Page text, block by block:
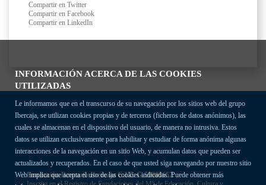
INFORMACIÓN ACERCA DE LAS COOKIES
UTILIZADAS
Le informamos que en el transcurso de su navegación por los sitios web del grupo
Ibercaja, se utilizan cookies propias y de terceros (ficheros de datos anónimos), las
cuales se almacenan en el dispositivo del usuario, de manera no intrusiva. Estos
datos se utilizan exclusivamente para habilitar y estudiar de forma anónima algunas
interacciones de la navegación en un sitio Web, y acumulan datos que pueden ser
actualizados y recuperados. En el caso de que usted siga navegando por nuestro sitio
Web implica que acepta el uso de las cookies indicadas. Puede obtener más
Compartir en Twitter
Compartir en Facebook
Compartir en LinkedIn
Fundación Bancaria Ibercaja C.I.F. G-50000652.